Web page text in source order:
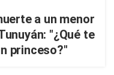
a un menor
"¿Qué te
princeso?"